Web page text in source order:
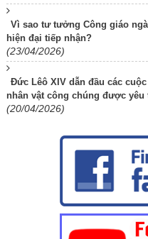
Vì sao tư tưởng Công giáo
hiện đại tiếp nhận?
(23/04/2026)
Đức Lêô XIV dẫn đầu các
nhân vật công chúng được yêu
(20/04/2026)